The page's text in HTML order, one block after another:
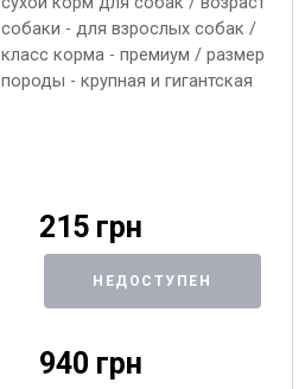
собаки - для взрослых собак /
класс корма - премиум / размер
породы - крупная и гигантская
215 грн
НЕДОСТУПЕН
940 грн